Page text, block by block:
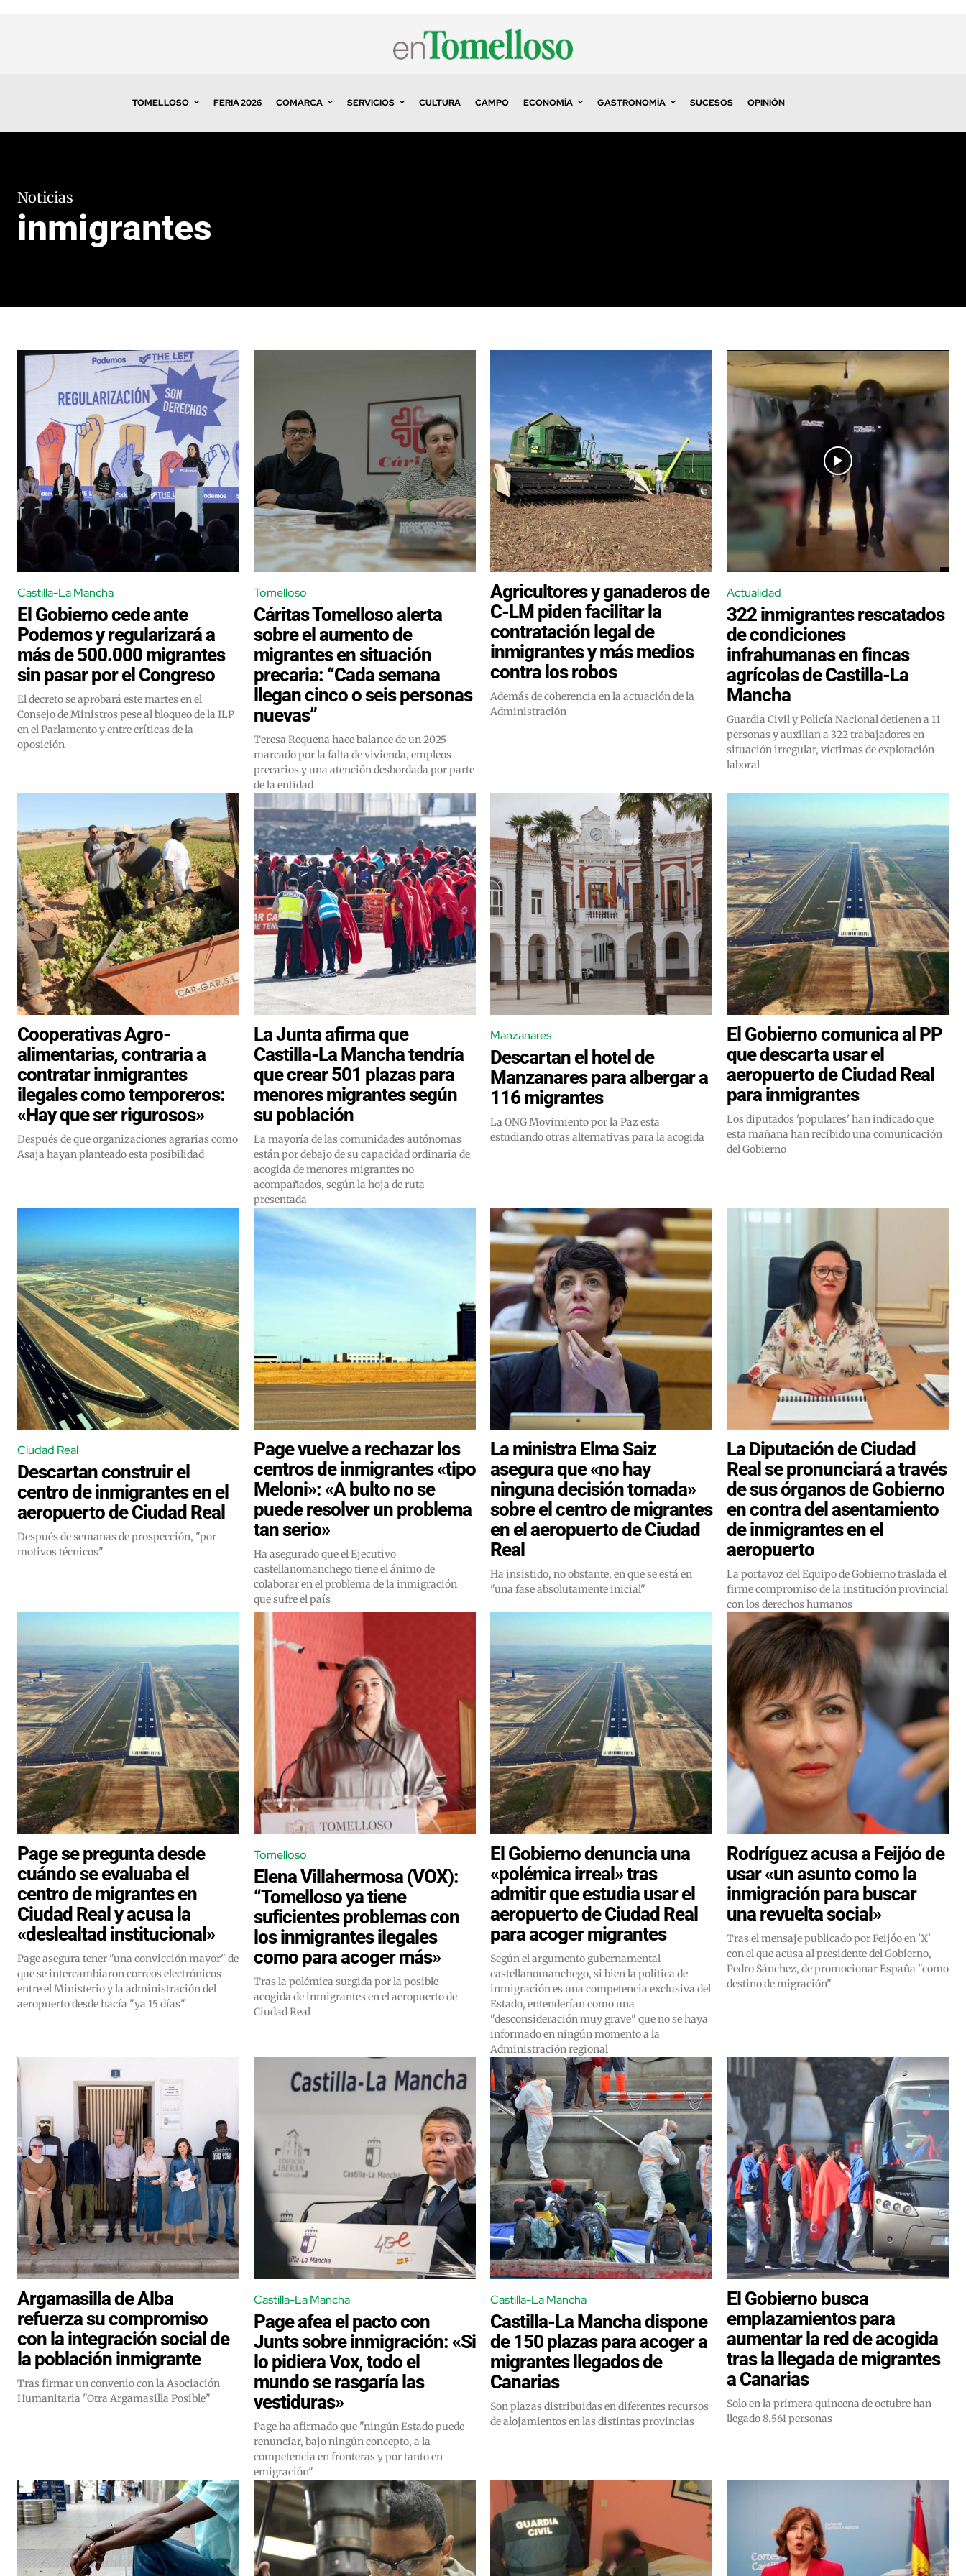
TOMELLOSO FERIA 2026 COMARCA SERVICIOS CULTURA CAMPO ECONOMÍA GASTRONOMÍA SUCESOS OPINIÓN
Noticias
inmigrantes
Castilla-La Mancha
El Gobierno cede ante
Podemos y regularizará a
más de 500.000 migrantes
sin pasar por el Congreso
El decreto se aprobará este martes en el
Consejo de Ministros pese al bloqueo de la ILP
en el Parlamento y entre críticas de la
oposición
Tomelloso
Cáritas Tomelloso alerta
sobre el aumento de
migrantes en situación
precaria: “Cada semana
llegan cinco o seis personas
nuevas”
Teresa Requena hace balance de un 2025
marcado por la falta de vivienda, empleos
precarios y una atención desbordada por parte
de la entidad
Agricultores y ganaderos de
C-LM piden facilitar la
contratación legal de
inmigrantes y más medios
contra los robos
Además de coherencia en la actuación de la
Administración
Actualidad
322 inmigrantes rescatados
de condiciones
infrahumanas en fincas
agrícolas de Castilla-La
Mancha
Guardia Civil y Policía Nacional detienen a 11
personas y auxilian a 322 trabajadores en
situación irregular, víctimas de explotación
laboral
Cooperativas Agro-
alimentarias, contraria a
contratar inmigrantes
ilegales como temporeros:
«Hay que ser rigurosos»
Después de que organizaciones agrarias como
Asaja hayan planteado esta posibilidad
La Junta afirma que
Castilla-La Mancha tendría
que crear 501 plazas para
menores migrantes según
su población
La mayoría de las comunidades autónomas
están por debajo de su capacidad ordinaria de
acogida de menores migrantes no
acompañados, según la hoja de ruta
presentada
Manzanares
Descartan el hotel de
Manzanares para albergar a
116 migrantes
La ONG Movimiento por la Paz esta
estudiando otras alternativas para la acogida
El Gobierno comunica al PP
que descarta usar el
aeropuerto de Ciudad Real
para inmigrantes
Los diputados 'populares' han indicado que
esta mañana han recibido una comunicación
del Gobierno
Ciudad Real
Descartan construir el
centro de inmigrantes en el
aeropuerto de Ciudad Real
Después de semanas de prospección, "por
motivos técnicos"
Page vuelve a rechazar los
centros de inmigrantes «tipo
Meloni»: «A bulto no se
puede resolver un problema
tan serio»
Ha asegurado que el Ejecutivo
castellanomanchego tiene el ánimo de
colaborar en el problema de la inmigración
que sufre el país
La ministra Elma Saiz
asegura que «no hay
ninguna decisión tomada»
sobre el centro de migrantes
en el aeropuerto de Ciudad
Real
Ha insistido, no obstante, en que se está en
"una fase absolutamente inicial"
La Diputación de Ciudad
Real se pronunciará a través
de sus órganos de Gobierno
en contra del asentamiento
de inmigrantes en el
aeropuerto
La portavoz del Equipo de Gobierno traslada el
firme compromiso de la institución provincial
con los derechos humanos
Page se pregunta desde
cuándo se evaluaba el
centro de migrantes en
Ciudad Real y acusa la
«deslealtad institucional»
Page asegura tener "una convicción mayor" de
que se intercambiaron correos electrónicos
entre el Ministerio y la administración del
aeropuerto desde hacía "ya 15 días"
Tomelloso
Elena Villahermosa (VOX):
“Tomelloso ya tiene
suficientes problemas con
los inmigrantes ilegales
como para acoger más»
Tras la polémica surgida por la posible
acogida de inmigrantes en el aeropuerto de
Ciudad Real
El Gobierno denuncia una
«polémica irreal» tras
admitir que estudia usar el
aeropuerto de Ciudad Real
para acoger migrantes
Según el argumento gubernamental
castellanomanchego, si bien la política de
inmigración es una competencia exclusiva del
Estado, entenderían como una
"desconsideración muy grave" que no se haya
informado en ningún momento a la
Administración regional
Rodríguez acusa a Feijóo de
usar «un asunto como la
inmigración para buscar
una revuelta social»
Tras el mensaje publicado por Feijóo en 'X'
con el que acusa al presidente del Gobierno,
Pedro Sánchez, de promocionar España "como
destino de migración"
Argamasilla de Alba
refuerza su compromiso
con la integración social de
la población inmigrante
Tras firmar un convenio con la Asociación
Humanitaria "Otra Argamasilla Posible"
Castilla-La Mancha
Page afea el pacto con
Junts sobre inmigración: «Si
lo pidiera Vox, todo el
mundo se rasgaría las
vestiduras»
Page ha afirmado que "ningún Estado puede
renunciar, bajo ningún concepto, a la
competencia en fronteras y por tanto en
emigración"
Castilla-La Mancha
Castilla-La Mancha dispone
de 150 plazas para acoger a
migrantes llegados de
Canarias
Son plazas distribuidas en diferentes recursos
de alojamientos en las distintas provincias
El Gobierno busca
emplazamientos para
aumentar la red de acogida
tras la llegada de migrantes
a Canarias
Solo en la primera quincena de octubre han
llegado 8.561 personas